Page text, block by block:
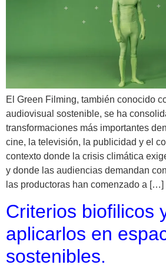
El Green Filming, también conocido
audiovisual sostenible, se ha
transformaciones más importantes
cine, la televisión, la publicidad y el
contexto donde la crisis climática
y donde las audiencias demandan
las productoras han comenzado a […]
Criterios biofilicos
aplicarlos en
sostenibles.